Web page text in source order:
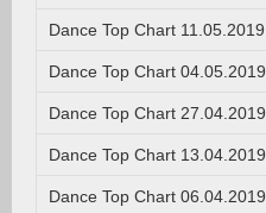
Dance Top Chart 11.05.2019.
Dance Top Chart 04.05.2019.
Dance Top Chart 27.04.2019.
Dance Top Chart 13.04.2019.
Dance Top Chart 06.04.2019.